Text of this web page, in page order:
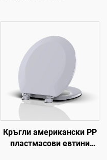
Кръгли американски PP
пластмасови евтини